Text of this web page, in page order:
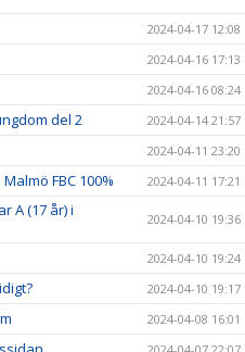
2024-04-17 12:08
2024-04-16 17:13
2024-04-16 08:24
del 2 2024-04-14 21:57
2024-04-11 23:20
FBC 100% 2024-04-11 17:21
A (17 år) i
2024-04-10 19:36
2024-04-10 19:24
2024-04-10 19:17
2024-04-08 16:01